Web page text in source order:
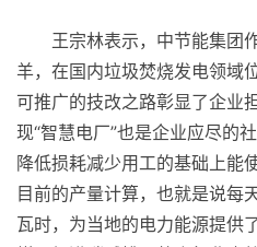
王宗林表示，中节能集团
羊，在国内垃圾焚烧发电领域
可推广的技改之路彰显了企业
现“智慧电厂”也是企业应尽的
降低损耗减少用工的基础上能
目前的产量计算，也就是说每
瓦时，为当地的电力能源提供